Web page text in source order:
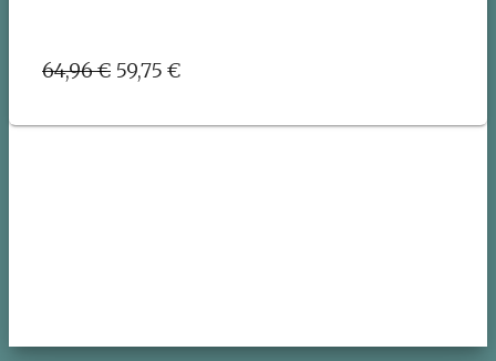
64,96€ Pôvodná
59,75 €Aktuálna